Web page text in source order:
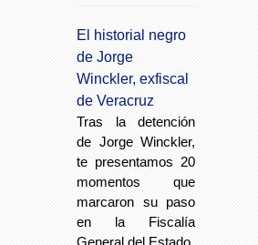
El historial negro
de Jorge
Winckler, exfiscal
de Veracruz
Tras la detención
de Jorge Winckler,
te presentamos 20
momentos que
marcaron su paso
en la Fiscalía